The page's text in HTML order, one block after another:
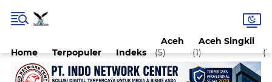
Home Terpopuler Indeks
Aceh
(5)
Aceh Singkil
(1)
(1)